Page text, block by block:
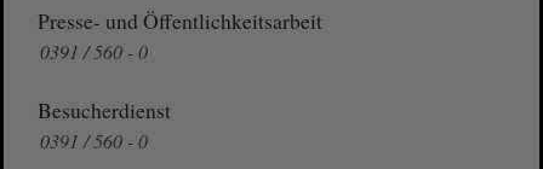
Presse- und Öffentlichkeitsarbeit
0391 / 560 - 0
Besucherdienst
0391 / 560 - 0